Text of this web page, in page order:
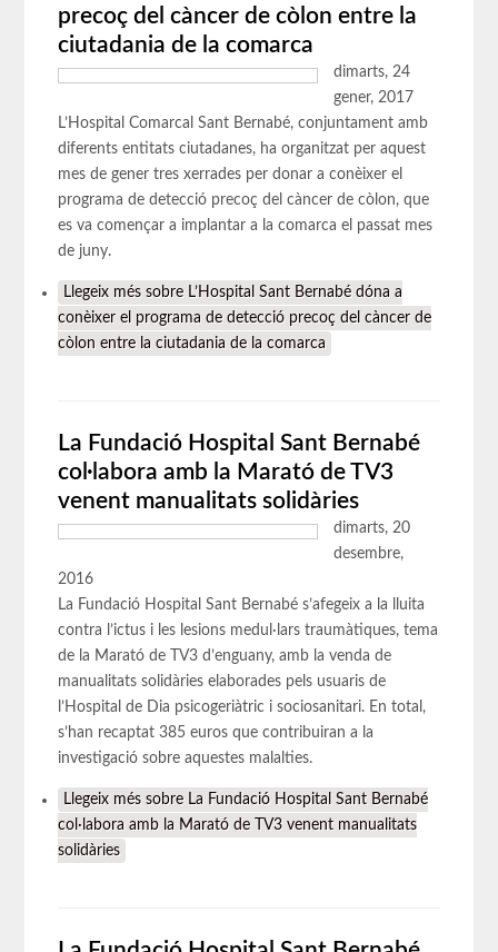
precoç del càncer de còlon entre la
ciutadania de la comarca
dimarts, 24
gener, 2017
L’Hospital Comarcal Sant Bernabé, conjuntament amb
diferents entitats ciutadanes, ha organitzat per aquest
mes de gener tres xerrades per donar a conèixer el
programa de detecció precoç del càncer de còlon, que
es va començar a implantar a la comarca el passat mes
de juny.
Llegeix més sobre L’Hospital Sant Bernabé dóna a
conèixer el programa de detecció precoç del càncer de
còlon entre la ciutadania de la comarca
La Fundació Hospital Sant Bernabé
col·labora amb la Marató de TV3
venent manualitats solidàries
dimarts, 20
desembre,
2016
La Fundació Hospital Sant Bernabé s’afegeix a la lluita
contra l’ictus i les lesions medul·lars traumàtiques, tema
de la Marató de TV3 d’enguany, amb la venda de
manualitats solidàries elaborades pels usuaris de
l’Hospital de Dia psicogeriàtric i sociosanitari. En total,
s’han recaptat 385 euros que contribuiran a la
investigació sobre aquestes malalties.
Llegeix més sobre La Fundació Hospital Sant Bernabé
col·labora amb la Marató de TV3 venent manualitats
solidàries